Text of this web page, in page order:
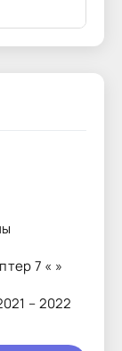
7 « »
– 2022